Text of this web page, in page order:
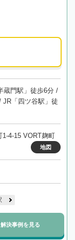
蔵門駅」徒歩6分 /
JR「四ツ谷駅」徒
4-15 VORT麹町
地図
解決事例を見る